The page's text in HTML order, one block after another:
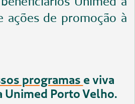
ações de promoção à
programas e viva
Unimed Porto Velho.